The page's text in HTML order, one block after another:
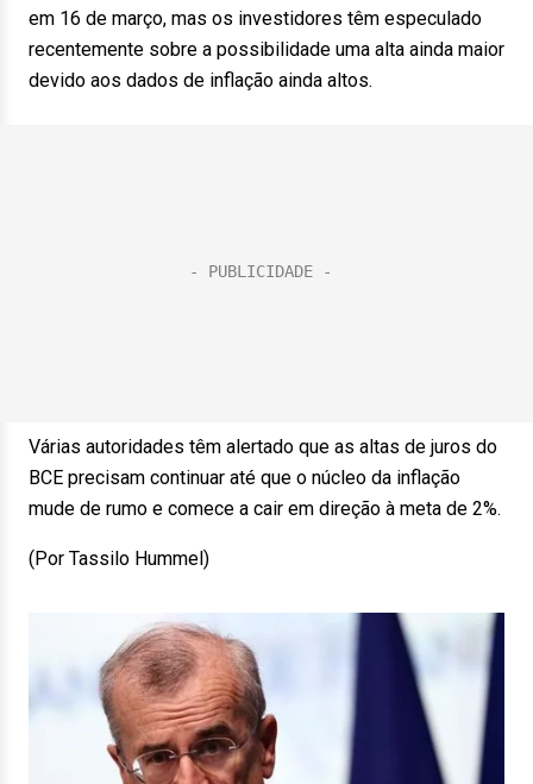
em 16 de março, mas os investidores têm especulado
recentemente sobre a possibilidade uma alta ainda maior
devido aos dados de inflação ainda altos.
Várias autoridades têm alertado que as altas de juros do
BCE precisam continuar até que o núcleo da inflação
mude de rumo e comece a cair em direção à meta de 2%.
(Por Tassilo Hummel)